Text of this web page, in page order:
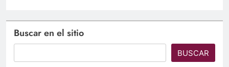
Buscar en el sitio
BUSCAR